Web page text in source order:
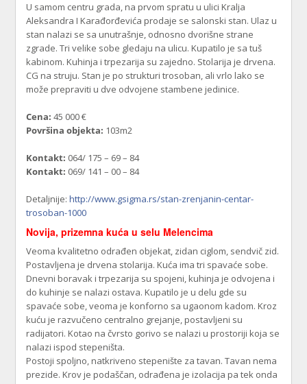
U samom centru grada, na prvom spratu u ulici Kralja
Aleksandra I Karađorđevića prodaje se salonski stan. Ulaz u
stan nalazi se sa unutrašnje, odnosno dvorišne strane
zgrade. Tri velike sobe gledaju na ulicu. Kupatilo je sa tuš
kabinom. Kuhinja i trpezarija su zajedno. Stolarija je drvena.
CG na struju. Stan je po strukturi trosoban, ali vrlo lako se
može prepraviti u dve odvojene stambene jedinice.
Cena: 45 000 €
Površina objekta: 103m2
Kontakt: 064/ 175 – 69 – 84
Kontakt: 069/ 141 – 00 – 84
Detaljnije:http://www.gsigma.rs/stan-zrenjanin-centar-
trosoban-1000
Novija, prizemna kuća u selu Melencima
Veoma kvalitetno odrađen objekat, zidan ciglom, sendvič zid.
Postavljena je drvena stolarija. Kuća ima tri spavaće sobe.
Dnevni boravak i trpezarija su spojeni, kuhinja je odvojena i
do kuhinje se nalazi ostava. Kupatilo je u delu gde su
spavaće sobe, veoma je konforno sa ugaonom kadom. Kroz
kuću je razvučeno centralno grejanje, postavljeni su
radijatori. Kotao na čvrsto gorivo se nalazi u prostoriji koja se
nalazi ispod stepeništa.
Postoji spoljno, natkriveno stepenište za tavan. Tavan nema
prezide. Krov je podaščan, odrađena je izolacija pa tek onda